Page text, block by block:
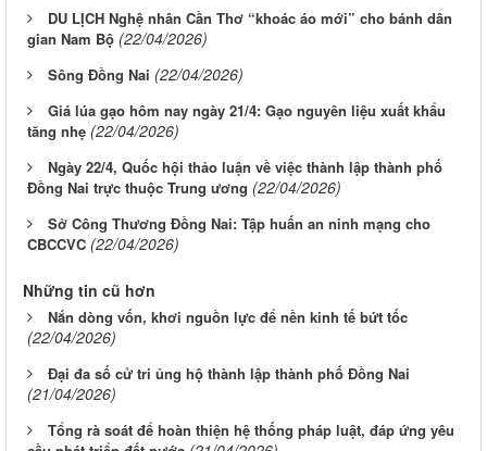
DU LỊCH Nghệ nhân Cần Thơ “khoác áo mới” cho bánh dân
gian Nam Bộ (22/04/2026)
Sông Ðồng Nai (22/04/2026)
Giá lúa gạo hôm nay ngày 21/4: Gạo nguyên liệu xuất khẩu
tăng nhẹ (22/04/2026)
Ngày 22/4, Quốc hội thảo luận về việc thành lập thành phố
Đồng Nai trực thuộc Trung ương (22/04/2026)
Sở Công Thương Đồng Nai: Tập huấn an ninh mạng cho
CBCCVC (22/04/2026)
Những tin cũ hơn
Nắn dòng vốn, khơi nguồn lực để nền kinh tế bứt tốc
(22/04/2026)
Đại đa số cử tri ủng hộ thành lập thành phố Đồng Nai
(21/04/2026)
Tổng rà soát để hoàn thiện hệ thống pháp luật, đáp ứng yêu